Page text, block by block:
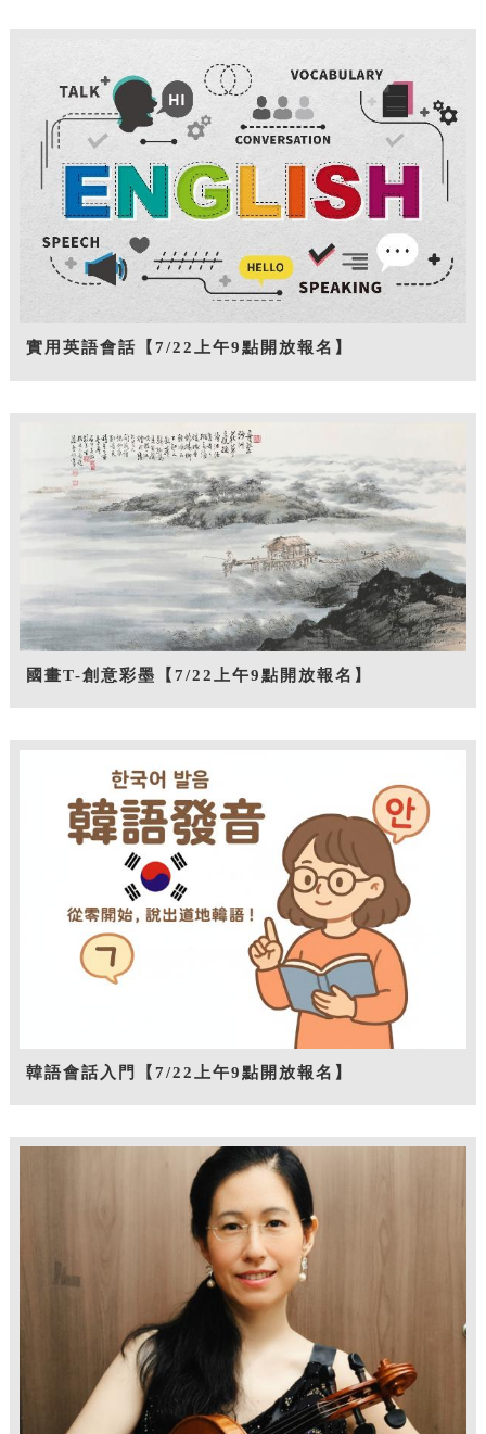
實用英語會話【7/22上午9點開放報名】
國畫T-創意彩墨【7/22上午9點開放報名】
韓語會話入門【7/22上午9點開放報名】